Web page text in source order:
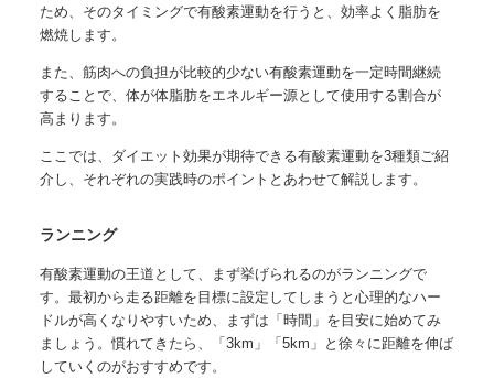
ため、そのタイミングで有酸素運動を行うと、効率よく脂肪を
燃焼します。
また、筋肉への負担が比較的少ない有酸素運動を一定時間継続
することで、体が体脂肪をエネルギー源として使用する割合が
高まります。
ここでは、ダイエット効果が期待できる有酸素運動を3種類ご紹
介し、それぞれの実践時のポイントとあわせて解説します。
ランニング
有酸素運動の王道として、まず挙げられるのがランニングで
す。最初から走る距離を目標に設定してしまうと心理的なハー
ドルが高くなりやすいため、まずは「時間」を目安に始めてみ
ましょう。慣れてきたら、「3km」「5km」と徐々に距離を伸ば
していくのがおすすめです。